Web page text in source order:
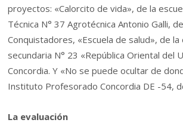
proyectos: «Calorcito de vida», de la
Técnica N° 37 Agrotécnica Antonio Galli,
Conquistadores, «Escuela de salud», de la
secundaria N° 23 «República Oriental del
Concordia. Y «No se puede ocultar de
Instituto Profesorado Concordia DE -54,
La evaluación